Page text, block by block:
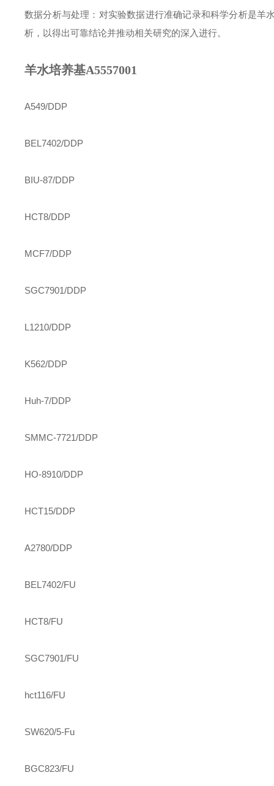
数据分析与处理：对实验数据进行准确记录和科学分析是羊
析，以得出可靠结论并推动相关研究的深入进行。
羊水培养基A5557001
A549/DDP
BEL7402/DDP
BIU-87/DDP
HCT8/DDP
MCF7/DDP
SGC7901/DDP
L1210/DDP
K562/DDP
Huh-7/DDP
SMMC-7721/DDP
HO-8910/DDP
HCT15/DDP
A2780/DDP
BEL7402/FU
HCT8/FU
SGC7901/FU
hct116/FU
SW620/5-Fu
BGC823/FU